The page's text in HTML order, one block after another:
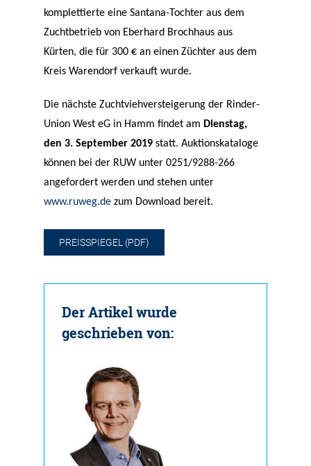
komplettierte eine Santana-Tochter aus dem
Zuchtbetrieb von Eberhard Brochhaus aus
Kürten, die für 300 € an einen Züchter aus dem
Kreis Warendorf verkauft wurde.
Die nächste Zuchtviehversteigerung der Rinder-
Union West eG in Hamm findet am Dienstag,
den 3. September 2019 statt. Auktionskataloge
können bei der RUW unter 0251/9288-266
angefordert werden und stehen unter
www.ruweg.de zum Download bereit.
PREISSPIEGEL (PDF)
Der Artikel wurde
geschrieben von: